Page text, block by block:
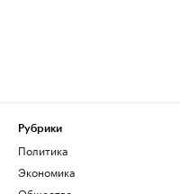
Рубрики
Политика
Экономика